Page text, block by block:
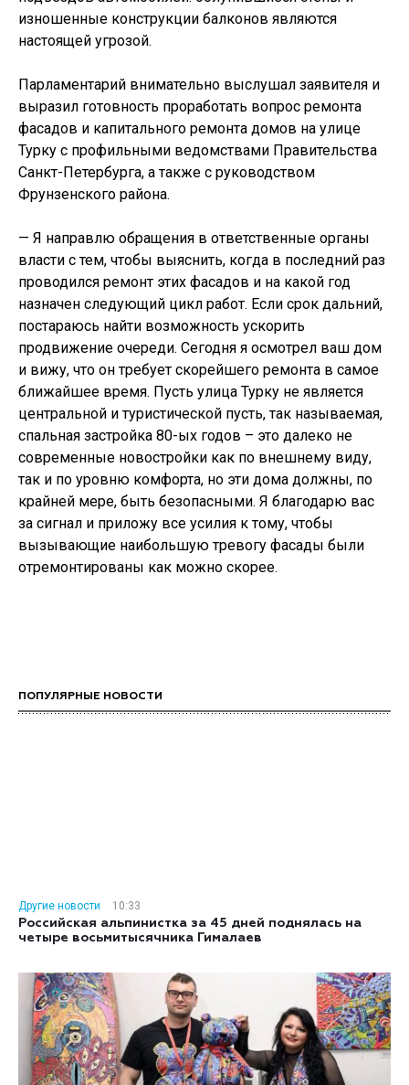
изношенные конструкции балконов являются
настоящей угрозой.
Парламентарий внимательно выслушал заявителя и
выразил готовность проработать вопрос ремонта
фасадов и капитального ремонта домов на улице
Турку с профильными ведомствами Правительства
Санкт-Петербурга, а также с руководством
Фрунзенского района.
— Я направлю обращения в ответственные органы
власти с тем, чтобы выяснить, когда в последний раз
проводился ремонт этих фасадов и на какой год
назначен следующий цикл работ. Если срок дальний,
постараюсь найти возможность ускорить
продвижение очереди. Сегодня я осмотрел ваш дом
и вижу, что он требует скорейшего ремонта в самое
ближайшее время. Пусть улица Турку не является
центральной и туристической пусть, так называемая,
спальная застройка 80-ых годов – это далеко не
современные новостройки как по внешнему виду,
так и по уровню комфорта, но эти дома должны, по
крайней мере, быть безопасными. Я благодарю вас
за сигнал и приложу все усилия к тому, чтобы
вызывающие наибольшую тревогу фасады были
отремонтированы как можно скорее.
ПОПУЛЯРНЫЕ НОВОСТИ
Другие новости
10:33
Российская альпинистка за 45 дней поднялась на
четыре восьмитысячника Гималаев